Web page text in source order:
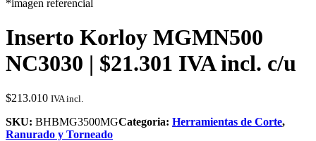
*imagen referencial
Inserto Korloy MGMN500
NC3030 | $21.301 IVA incl. c/u
$213.010 IVA incl.
SKU: BHBMG3500MGCategoria: Herramientas de Corte,
Ranurado y Torneado